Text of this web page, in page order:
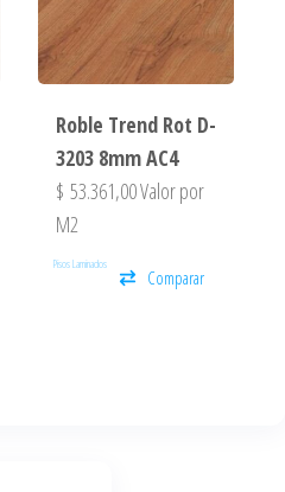
Roble Trend Rot D-
3203 8mm AC4
$ 53.361,00Valor por
M2
Pisos Laminados
Comparar